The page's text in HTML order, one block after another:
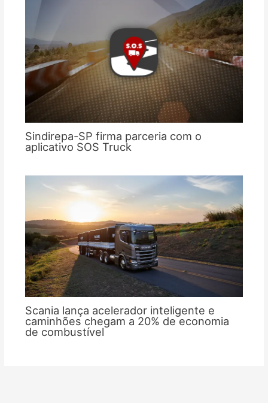
Sindirepa-SP firma parceria com o
aplicativo SOS Truck
Scania lança acelerador inteligente e
caminhões chegam a 20% de economia
de combustível